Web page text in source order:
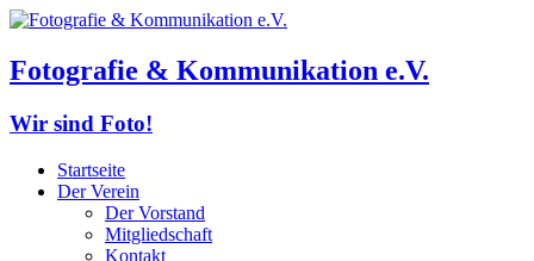
Fotografie & Kommunikation e.V.
Wir sind Foto!
Startseite
Der Verein
Der Vorstand
Mitgliedschaft
Kontakt